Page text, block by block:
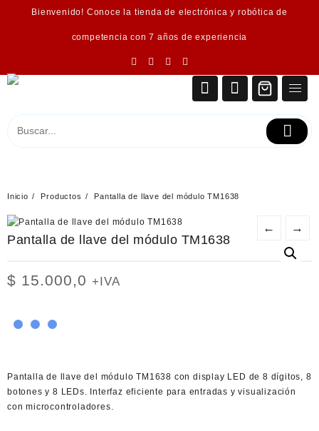
Bienvenido! Conoce la tienda de electrónica y robótica de
competencia con 7 años de experiencia
Inicio Productos Pantalla de llave del módulo TM1638
← →
Pantalla de llave del módulo TM1638
$ 15.000,0 +IVA
Pantalla de llave del módulo TM1638 con display LED de 8 dígitos, 8
botones y 8 LEDs. Interfaz eficiente para entradas y visualización
con microcontroladores.